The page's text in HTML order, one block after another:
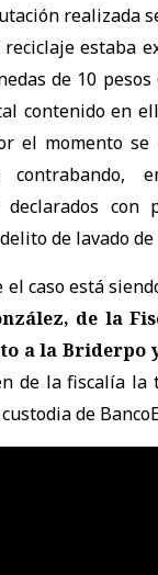
realizada
estaba
de 10
contenido en
el momento se
declarados con
de lavado de
el caso está
de la
a la Briderpo
de la fiscalía la
de